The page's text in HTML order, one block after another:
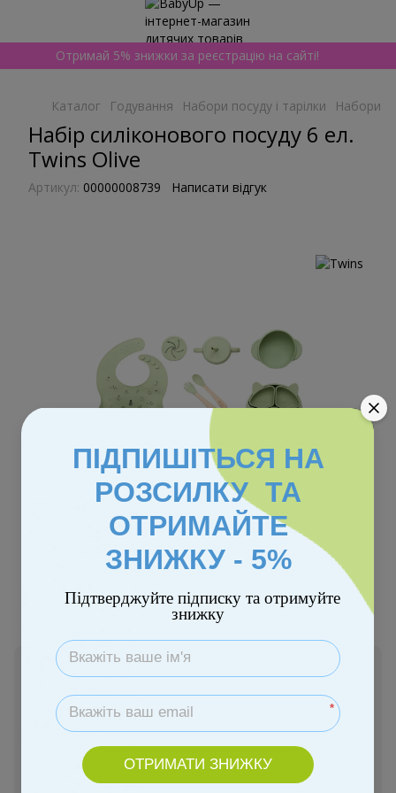
Отримай 5% знижки за реєстрацію на сайті!
Каталог Годування Набори посуду і тарілки Набори
Набір силіконового посуду 6 ел.
Twins Olive
Артикул: 00000008739 Написати відгук
В наявності
899 грн 949 грн
Купити
ПІДПИШІТЬСЯ НА
РОЗСИЛКУ ТА
ОТРИМАЙТЕ
ЗНИЖКУ - 5%
Підтверджуйте підписку та отримуйте
знижку
*
ОТРИМАТИ ЗНИЖКУ